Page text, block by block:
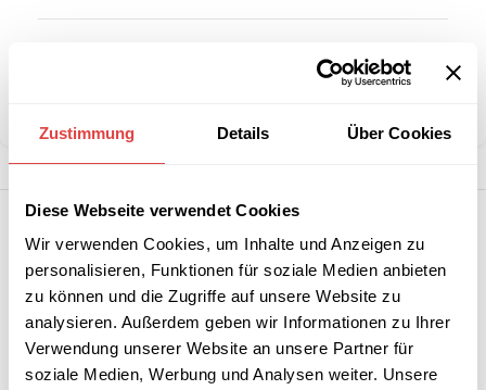
Zustimmung Details Über Cookies
Diese Webseite verwendet Cookies
Wir verwenden Cookies, um Inhalte und Anzeigen zu
personalisieren, Funktionen für soziale Medien anbieten
zu können und die Zugriffe auf unsere Website zu
analysieren. Außerdem geben wir Informationen zu Ihrer
Verwendung unserer Website an unsere Partner für
soziale Medien, Werbung und Analysen weiter. Unsere